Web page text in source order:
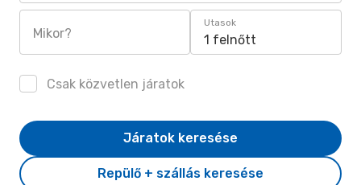
Mikor?
Utasok
1 felnőtt
Csak közvetlen járatok
Repülő + szállás keresése
Járatok keresése